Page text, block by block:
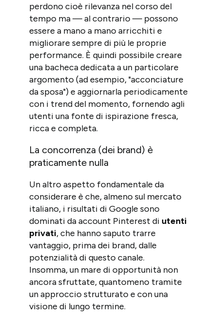
perdono cioè rilevanza nel corso del
tempo ma — al contrario — possono
essere a mano a mano arricchiti e
migliorare sempre di più le proprie
performance. È quindi possibile creare
una bacheca dedicata a un particolare
argomento (ad esempio, "acconciature
da sposa") e aggiornarla periodicamente
con i trend del momento, fornendo agli
utenti una fonte di ispirazione fresca,
ricca e completa.
La concorrenza (dei brand) è
praticamente nulla
Un altro aspetto fondamentale da
considerare è che, almeno sul mercato
italiano, i risultati di Google sono
dominati da account Pinterest di utenti
privati, che hanno saputo trarre
vantaggio, prima dei brand, dalle
potenzialità di questo canale.
Insomma, un mare di opportunità non
ancora sfruttate, quantomeno tramite
un approccio strutturato e con una
visione di lungo termine.